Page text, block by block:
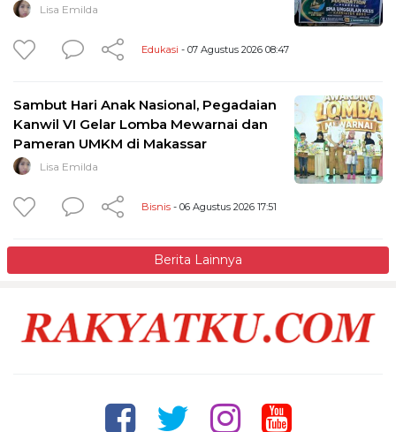
Lisa Emilda
Edukasi - 07 Agustus 2026 08:47
Sambut Hari Anak Nasional, Pegadaian
Kanwil VI Gelar Lomba Mewarnai dan
Pameran UMKM di Makassar
Lisa Emilda
Bisnis - 06 Agustus 2026 17:51
Berita Lainnya